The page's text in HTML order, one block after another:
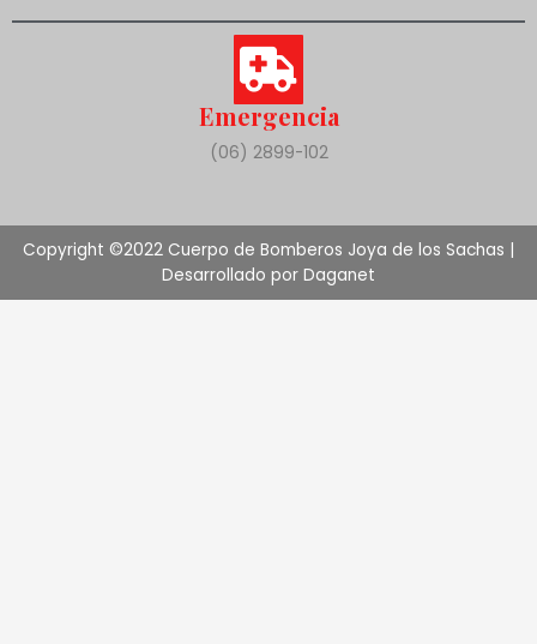
Emergencia
(06) 2899-102
Copyright ©2022 Cuerpo de Bomberos Joya de los Sachas |
Desarrollado por Daganet